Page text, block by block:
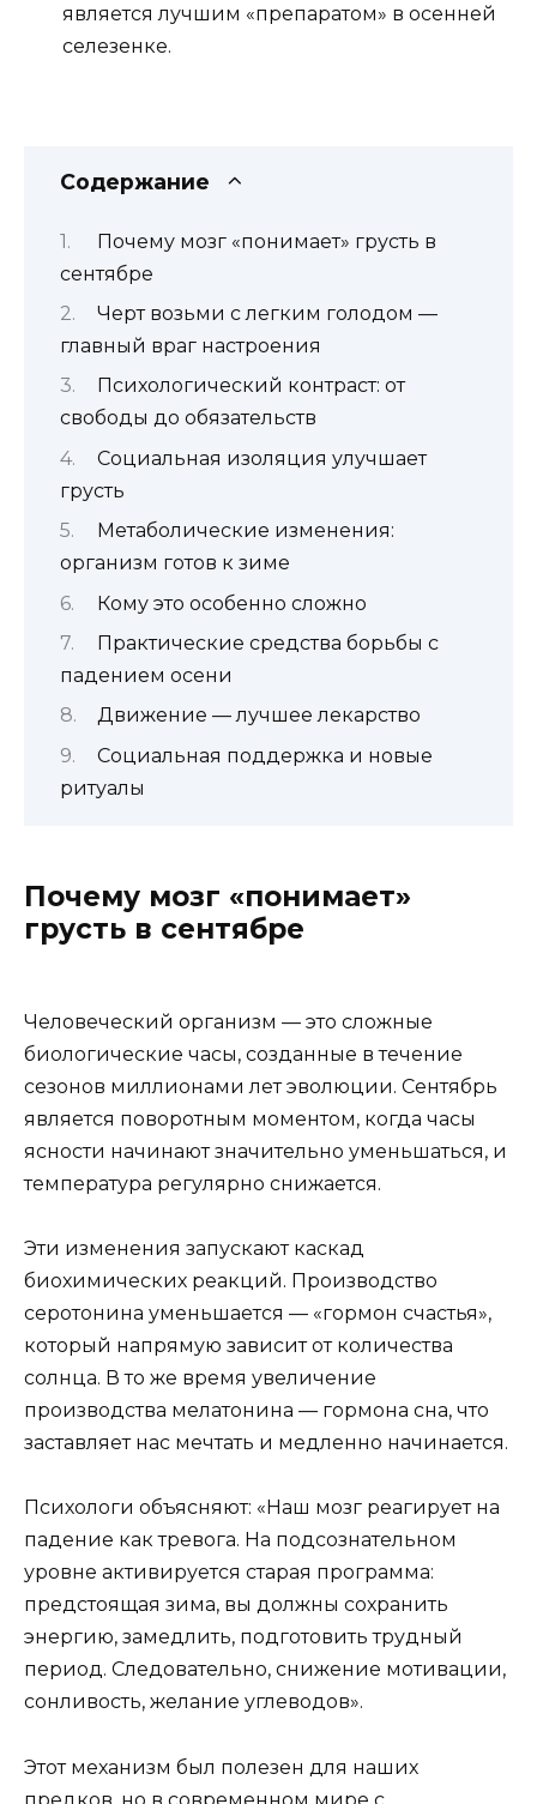
является лучшим «препаратом» в осенней
селезенке.
Содержание
Почему мозг «понимает» грусть в
сентябре
Черт возьми с легким голодом —
главный враг настроения
Психологический контраст: от
свободы до обязательств
Социальная изоляция улучшает
грусть
Метаболические изменения:
организм готов к зиме
Кому это особенно сложно
Практические средства борьбы с
падением осени
Движение — лучшее лекарство
Социальная поддержка и новые
ритуалы
Почему мозг «понимает»
грусть в сентябре
Человеческий организм — это сложные
биологические часы, созданные в течение
сезонов миллионами лет эволюции. Сентябрь
является поворотным моментом, когда часы
ясности начинают значительно уменьшаться, и
температура регулярно снижается.
Эти изменения запускают каскад
биохимических реакций. Производство
серотонина уменьшается — «гормон счастья»,
который напрямую зависит от количества
солнца. В то же время увеличение
производства мелатонина — гормона сна, что
заставляет нас мечтать и медленно начинается.
Психологи объясняют: «Наш мозг реагирует на
падение как тревога. На подсознательном
уровне активируется старая программа:
предстоящая зима, вы должны сохранить
энергию, замедлить, подготовить трудный
период. Следовательно, снижение мотивации,
сонливость, желание углеводов».
Этот механизм был полезен для наших
предков, но в современном мире с